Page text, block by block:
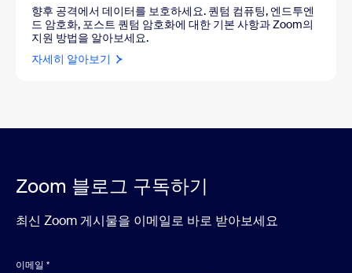
향후 공격에서 데이터를 보호하세요. 퀀텀 컴퓨팅, 엔드투엔
드 암호화, 포스트 퀀텀 암호화에 대한 기본 사항과 Zoom의
지원 방법을 알아보세요.
자세히 알아보기
Zoom 블로그 구독하기
최신 Zoom 게시물을 이메일로 바로 받아보세요
이메일 *